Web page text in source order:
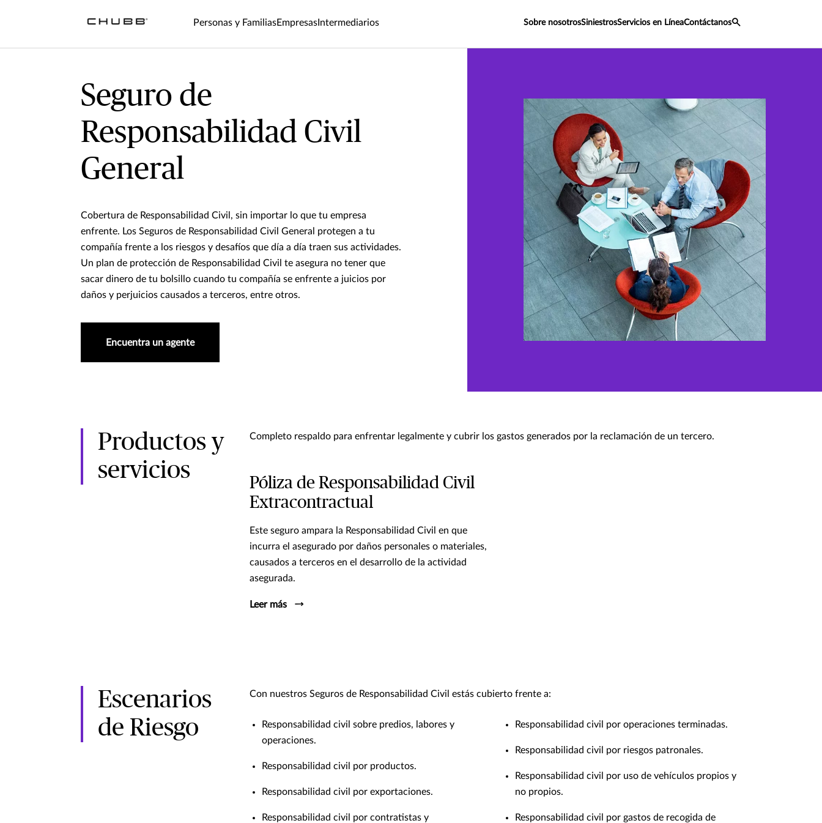
Personas y FamiliasEmpresas Intermediarios Sobre nosotrosSiniestrosServicios en LíneaContáctanos
Seguro de
Responsabilidad Civil
General
Cobertura de Responsabilidad Civil, sin importar lo que tu empresa
enfrente. Los Seguros de Responsabilidad Civil General protegen a tu
compañía frente a los riesgos y desafíos que día a día traen sus actividades.
Un plan de protección de Responsabilidad Civil te asegura no tener que
sacar dinero de tu bolsillo cuando tu compañía se enfrente a juicios por
daños y perjuicios causados a terceros, entre otros.
Encuentra un agente
Productos y
servicios
Completo respaldo para enfrentar legalmente y cubrir los gastos generados por la reclamación de un tercero.
Póliza de Responsabilidad Civil
Extracontractual
Este seguro ampara la Responsabilidad Civil en que
incurra el asegurado por daños personales o materiales,
causados a terceros en el desarrollo de la actividad
asegurada.
Leer más
Escenarios
de Riesgo
Con nuestros Seguros de Responsabilidad Civil estás cubierto frente a:
Responsabilidad civil sobre predios, labores y
operaciones.
Responsabilidad civil por productos.
Responsabilidad civil por exportaciones.
Responsabilidad civil por contratistas y
Responsabilidad civil por operaciones terminadas.
Responsabilidad civil por riesgos patronales.
Responsabilidad civil por uso de vehículos propios y
no propios.
Responsabilidad civil por gastos de recogida de